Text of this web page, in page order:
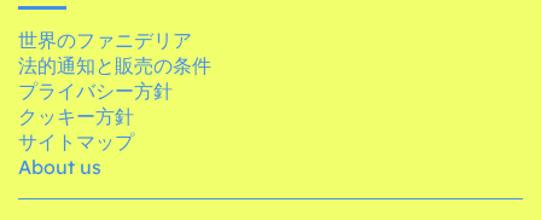
世界のファニデリア
法的通知と販売の条件
プライバシー方針
クッキー方針
サイトマップ
About us